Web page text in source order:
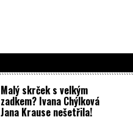
Malý skrček s velkým
zadkem? Ivana Chýlková
Jana Krause nešetřila!